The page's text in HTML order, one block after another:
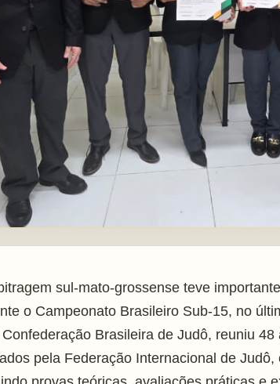
sul-mato-grossense teve
o Campeonato Brasileiro Sub-15, no
Confederação Brasileira de Judô, reuniu
pela Federação Internacional de